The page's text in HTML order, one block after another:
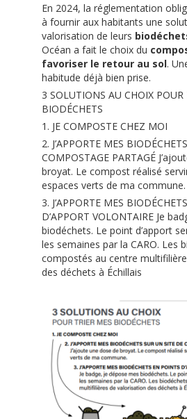
En 2024, la réglementation
à fournir aux habitants une
valorisation de leurs
Océan a fait le choix du
favoriser le retour au sol.
habitude déjà bien prise.
3 SOLUTIONS AU CHOIX POUR
BIODÉCHETS
1. JE COMPOSTE CHEZ MOI
2. J’APPORTE MES
COMPOSTAGE PARTAGÉ
broyat. Le compost réalisé
espaces verts de ma commune.
3. J’APPORTE MES
D’APPORT VOLONTAIRE Je
biodéchets. Le point d’apport
les semaines par la CARO. Les
compostés au centre
des déchets à Échillais